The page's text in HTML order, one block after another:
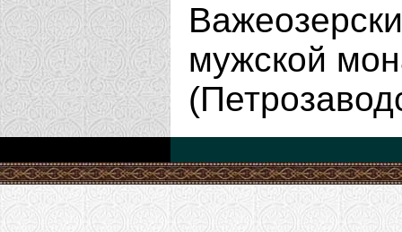
мужской